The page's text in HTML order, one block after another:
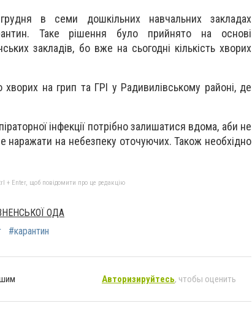
в семи дошкільних навчальних закладах
Таке рішення було прийнято на основі
закладів, бо вже на сьогодні кількість хворих
на грип та ГРІ у Радивилівському районі, де
інфекції потрібно залишатися вдома, аби не
наражати на небезпеку оточуючих. Також необхідно
+ Enter, щоб повідомити про це редакцію
ОДА
#карантин
Авторизируйтесь, чтобы оценить